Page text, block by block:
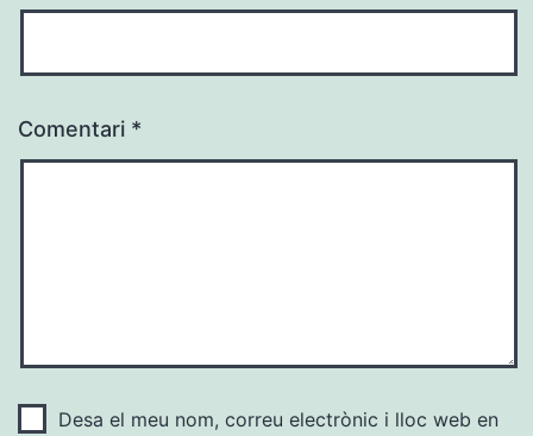
Comentari *
Desa el meu nom, correu electrònic i lloc web en